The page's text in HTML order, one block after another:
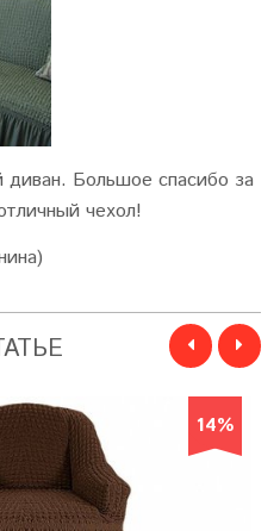
диван. Большое спасибо за
чехол!
14%